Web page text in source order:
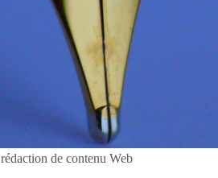
de contenu Web